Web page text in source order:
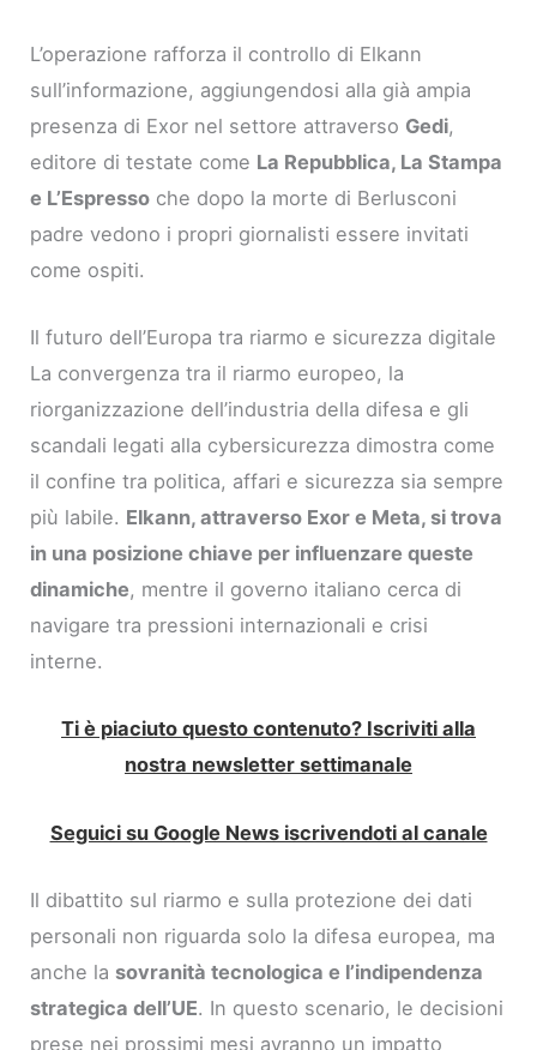
L’operazione rafforza il controllo di Elkann
sull’informazione, aggiungendosi alla già ampia
presenza di Exor nel settore attraverso Gedi,
editore di testate come La Repubblica, La Stampa
e L’Espresso che dopo la morte di Berlusconi
padre vedono i propri giornalisti essere invitati
come ospiti.
Il futuro dell’Europa tra riarmo e sicurezza digitale
La convergenza tra il riarmo europeo, la
riorganizzazione dell’industria della difesa e gli
scandali legati alla cybersicurezza dimostra come
il confine tra politica, affari e sicurezza sia sempre
più labile. Elkann, attraverso Exor e Meta, si trova
in una posizione chiave per influenzare queste
dinamiche, mentre il governo italiano cerca di
navigare tra pressioni internazionali e crisi
interne.
Ti è piaciuto questo contenuto? Iscriviti alla
nostra newsletter settimanale
Seguici su Google News iscrivendoti al canale
Il dibattito sul riarmo e sulla protezione dei dati
personali non riguarda solo la difesa europea, ma
anche la sovranità tecnologica e l’indipendenza
strategica dell’UE. In questo scenario, le decisioni
prese nei prossimi mesi avranno un impatto